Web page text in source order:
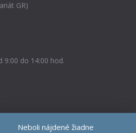
Neboli nájdené žiadne
GR)
9:00 do 14:00 hod.